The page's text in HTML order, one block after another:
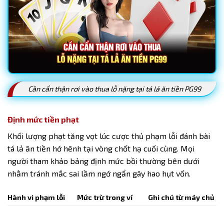
Cần cẩn thận rơi vào thua lỗ nặng tại tá lả ăn tiền PG99
Định mức tiền phạt
Khối lượng phạt tăng vọt lúc cược thủ phạm lỗi đánh bài
tá lả ăn tiền hớ hênh tại vòng chốt hạ cuối cùng. Mọi
người tham khảo bảng định mức bồi thường bên dưới
nhằm tránh mắc sai lầm ngớ ngẩn gây hao hụt vốn.
Hành vi phạm lỗi Mức trừ trong ví
Ghi chú từ máy chủ